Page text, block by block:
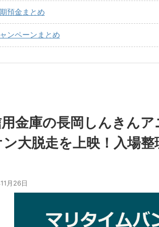
預金まとめ
ンペーンまとめ
金庫の長岡しんきん
大脱走を上映！入場
月26日